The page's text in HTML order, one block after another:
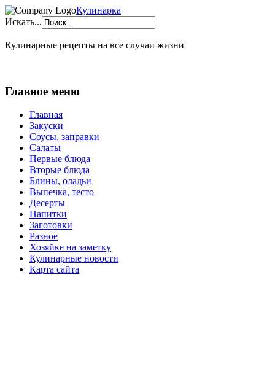
Кулинарка
Искать...
Кулинарные рецепты на все случаи жизни
Главное меню
Главная
Закуски
Соусы, заправки
Салаты
Первые блюда
Вторые блюда
Блины, оладьи
Выпечка, тесто
Десерты
Напитки
Заготовки
Разное
Хозяйке на заметку
Кулинарные новости
Карта сайта